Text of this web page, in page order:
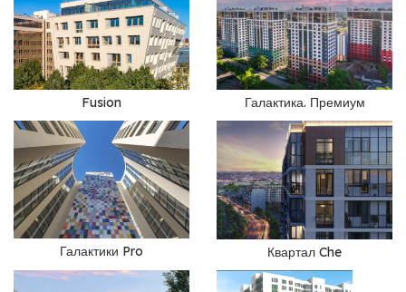
Fusion Галактика. Премиум
Галактики Pro Квартал Che